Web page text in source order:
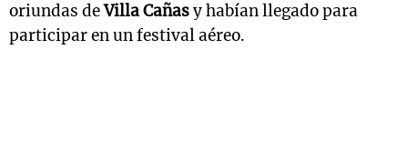
oriundas deVilla Cañasy habían llegado para
participar en un festival aéreo.